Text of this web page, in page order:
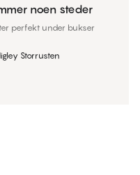
noen steder
perfekt under bukser
Storrusten